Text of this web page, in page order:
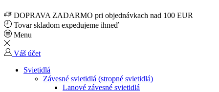
DOPRAVA ZADARMO pri objednávkach nad 100 EUR
Tovar skladom expedujeme ihneď
Menu
Váš účet
Svietidlá
Závesné svietidlá (stropné svietidlá)
Lanové závesné svietidlá